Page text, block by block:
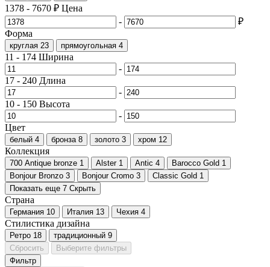
1378 - 7670 ₽ Цена
-
₽
Форма
круглая 23 прямоугольная 4
11 - 174 Ширина
-
17 - 240 Длина
-
10 - 150 Высота
-
Цвет
белый 4 бронза 8 золото 3 хром 12
Коллекция
700 Antique bronze 1 Alster 1 Antic 4 Barocco Gold 1
Bonjour Bronzo 3 Bonjour Cromo 3 Classic Gold 1
Показать еще 7 Скрыть
Страна
Германия 10 Италия 13 Чехия 4
Стилистика дизайна
Ретро 18 традиционный 9
Сбросить
Выберите фильтры
Фильтр